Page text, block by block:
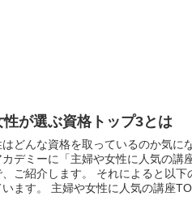
性が選ぶ資格トップ3とは
どんな資格を取っているのか気に
カデミーに「主婦や女性に人気の講
、ご紹介します。 それによると以下
ます。 主婦や女性に人気の講座